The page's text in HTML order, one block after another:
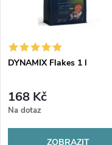
í
p
r
o
s
p
r
DYNAMIX Flakes 1 l
168 Kč
Na dotaz
ZOBRAZIT